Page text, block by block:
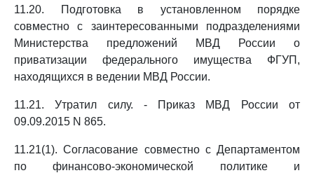
11.20. Подготовка в установленном порядке
совместно с заинтересованными подразделениями
Министерства предложений МВД России о
приватизации федерального имущества ФГУП,
находящихся в ведении МВД России.
11.21. Утратил силу. - Приказ МВД России от
09.09.2015 N 865.
11.21(1). Согласование совместно с Департаментом
по финансово-экономической политике и